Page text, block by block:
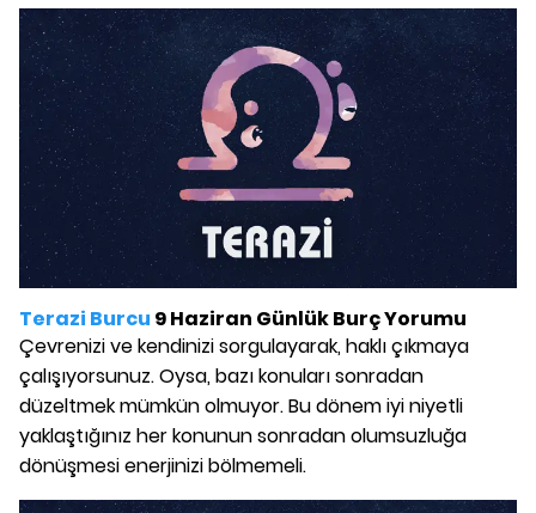
Terazi Burcu 9 Haziran Günlük Burç Yorumu
Çevrenizi ve kendinizi sorgulayarak, haklı çıkmaya
çalışıyorsunuz. Oysa, bazı konuları sonradan
düzeltmek mümkün olmuyor. Bu dönem iyi niyetli
yaklaştığınız her konunun sonradan olumsuzluğa
dönüşmesi enerjinizi bölmemeli.